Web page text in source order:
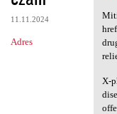
11.11.2024
Adres
X-